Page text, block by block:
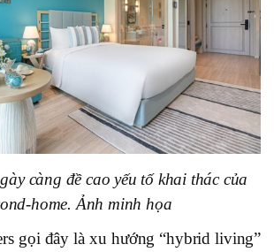
càng đề cao yếu tố khai thác của
home. Ảnh minh họa
gọi đây là xu hướng “hybrid living”